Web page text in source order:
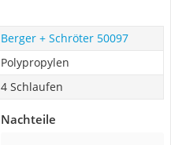
Berger + Schröter 50097
Polypropylen
4 Schlaufen
Nachteile